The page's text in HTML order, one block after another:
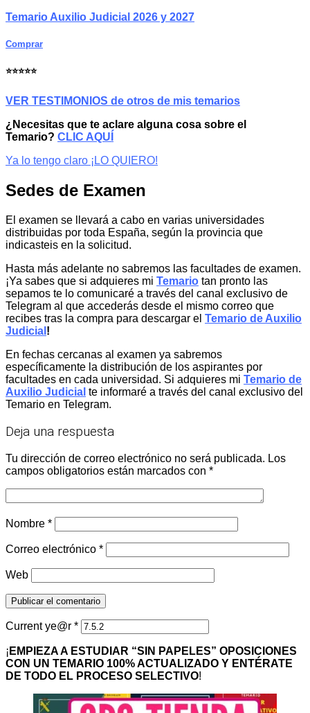
Temario Auxilio Judicial 2026 y 2027
Comprar
⭐⭐⭐⭐⭐
VER TESTIMONIOS de otros de mis temarios
¿Necesitas que te aclare alguna cosa sobre el
Temario? CLIC AQUÍ
Ya lo tengo claro ¡LO QUIERO!
Sedes de Examen
El examen se llevará a cabo en varias universidades
distribuidas por toda España, según la provincia que
indicasteis en la solicitud.
Hasta más adelante no sabremos las facultades de examen.
¡Ya sabes que si adquieres mi Temario tan pronto las
sepamos te lo comunicaré a través del canal exclusivo de
Telegram al que accederás desde el mismo correo que
recibes tras la compra para descargar el Temario de Auxilio
Judicial !
En fechas cercanas al examen ya sabremos
específicamente la distribución de los aspirantes por
facultades en cada universidad. Si adquieres mi Temario de
Auxilio Judicial te informaré a través del canal exclusivo del
Temario en Telegram.
Deja una respuesta
Tu dirección de correo electrónico no será publicada. Los
campos obligatorios están marcados con *
Nombre *
Correo electrónico *
Web
Current ye@r *
¡ EMPIEZA A ESTUDIAR “SIN PAPELES” OPOSICIONES
CON UN TEMARIO 100% ACTUALIZADO Y ENTÉRATE
DE TODO EL PROCESO SELECTIVO!